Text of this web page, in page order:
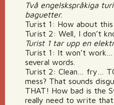
Två engelskspråkiga
baguetter.
Turist 1: How about this
Turist 2: Well, I don’t
Turist 1 tar upp en
Turist 1: It won’t
several words.
Turist 2: Clean… fry…
mess? That sounds
THAT! How bad is the
really need to write that